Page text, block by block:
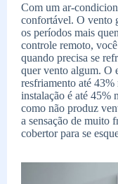
Com um ar-
confortável. O vento
os períodos mais
controle remoto,
quando precisa se
quer vento algum. O
resfriamento até
instalação é até 45%
como não produz
a sensação de muito
cobertor para se